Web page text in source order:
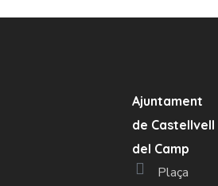
Ajuntament
de Castellvell
del Camp
Plaça